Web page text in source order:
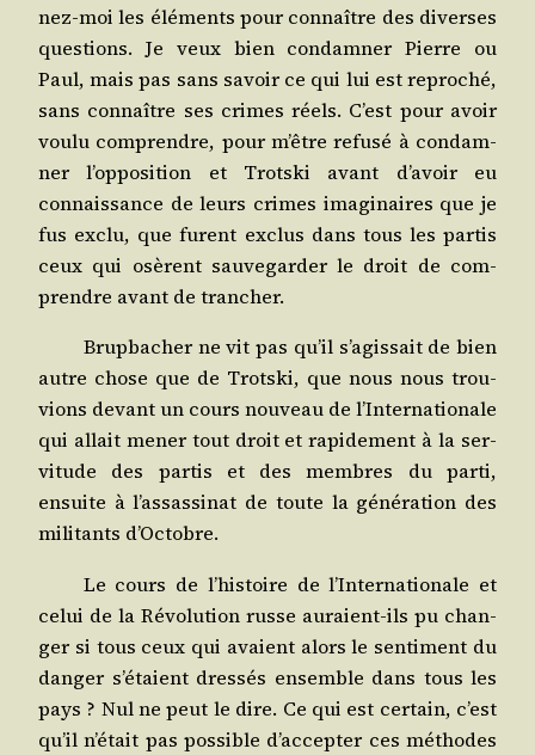
nez-moi les élé­ments pour connaître des diverses
ques­tions. Je veux bien condam­ner Pierre ou
Paul, mais pas sans savoir ce qui lui est repro­ché,
sans connaître ses crimes réels. C’est pour avoir
vou­lu com­prendre, pour m’être refu­sé à condam­
ner l’opposition et Trots­ki avant d’avoir eu
connais­sance de leurs crimes ima­gi­naires que je
fus exclu, que furent exclus dans tous les par­tis
ceux qui osèrent sau­ve­gar­der le droit de com­
prendre avant de trancher.
Brup­ba­cher ne vit pas qu’il s’agissait de bien
autre chose que de Trots­ki, que nous nous trou­
vions devant un cours nou­veau de l’Internationale
qui allait mener tout droit et rapi­de­ment à la ser­
vi­tude des par­tis et des membres du par­ti,
ensuite à l’assassinat de toute la géné­ra­tion des
mili­tants d’Octobre.
Le cours de l’histoire de l’Internationale et
celui de la Révo­lu­tion russe auraient-ils pu chan­
ger si tous ceux qui avaient alors le sen­ti­ment du
dan­ger s’étaient dres­sés ensemble dans tous les
pays ? Nul ne peut le dire. Ce qui est cer­tain, c’est
qu’il n’était pas pos­sible d’accepter ces méthodes